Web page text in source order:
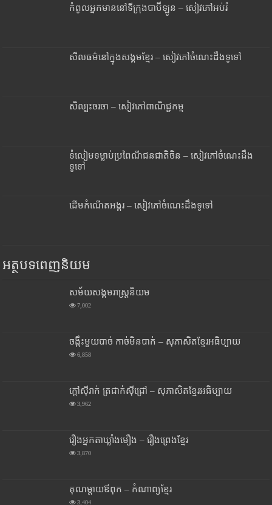
កំពូលអ្នកមាននៅទីក្រុងបាប៊ីឡូន – សៀវភៅអប់រំ
សីលធម៌នៅក្នុងសង្គមខ្មែរ – សៀវភៅចំណេះដឹងទូទៅ
សិល្បះចរចា – សៀវភៅពាណិជ្ជកម្ម
ទំលៀមទម្លាប់ប្រពៃណីជនជាតិចិន – សៀវភៅចំណេះដឹង
ទូទៅ
ដើមកំណើតអង្គរ – សៀវភៅចំណេះដឹងទូទៅ
អត្ថបទពេញនិយម
សម័យសង្គមរាស្រ្តនិយម
7,002
ចង្កឹះមួយបាច់ កាច់មិនបាក់ – សុភាសិតខ្មែរអធិប្បាយ
6,858
ក្តៅស៊ីរាក់ ត្រជាក់ស៊ីជ្រៅ – សុភាសិតខ្មែរអធិប្បាយ
3,962
រឿងអ្នកតាឃ្លាំងមឿង – រឿងព្រេងខ្មែរ
3,870
គុណម្តាយឪពុក – កំណាព្យខ្មែរ
3,404